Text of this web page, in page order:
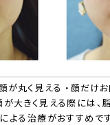
が丸く見える ・顔だけ
が大きく見える際には
よる治療がおすすめで